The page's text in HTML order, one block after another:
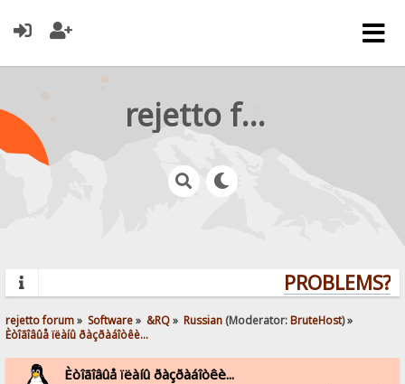
rejetto forum
PROBLEMS?
rejetto forum» Software» &RQ» Russian (Moderator:BruteHost) »
Èòîãîâûå ïëàíû ðàçðàáîòêè...
Èòîãîâûå ïëàíû ðàçðàáîòêè...